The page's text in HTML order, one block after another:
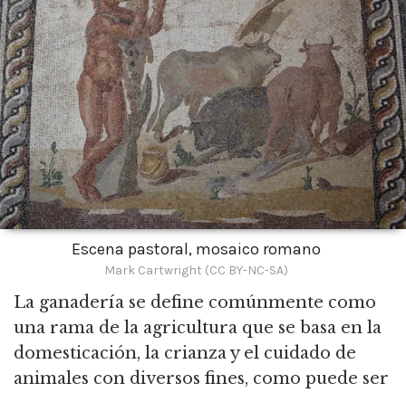
Escena pastoral, mosaico romano
Mark Cartwright (CC BY-NC-SA)
La ganadería se define comúnmente como
una rama de la agricultura que se basa en la
domesticación, la crianza y el cuidado de
animales con diversos fines, como puede ser